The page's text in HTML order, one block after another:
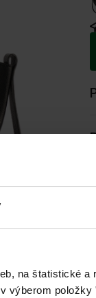
na štatistické a
výberom